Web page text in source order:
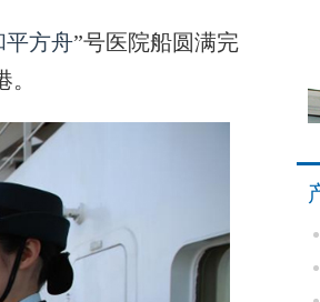
平方舟”号医院船圆满完